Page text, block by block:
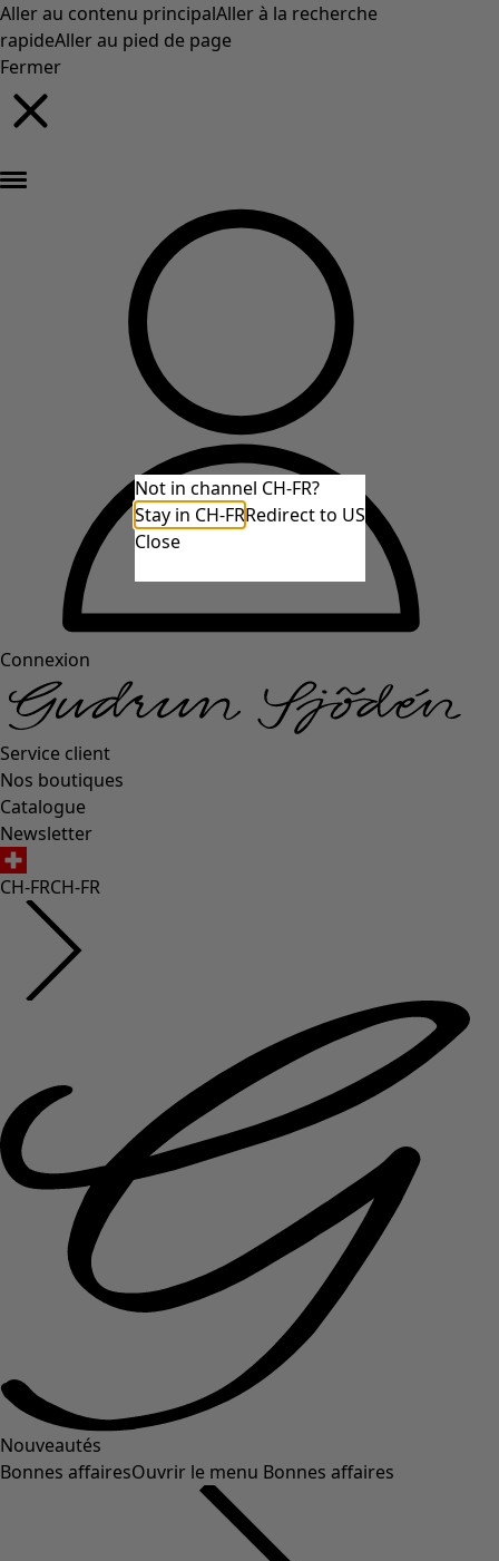
Aller au contenu principalAller à la recherche
rapideAller au pied de page
Fermer
Connexion
Service client
Nos boutiques
Catalogue
Newsletter
CH-FRCH-FR
Nouveautés
Bonnes affairesOuvrir le menu Bonnes affaires
Not in channel CH-FR?
Stay in CH-FRRedirect to US
Close